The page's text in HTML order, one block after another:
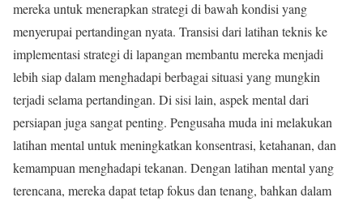
mereka untuk menerapkan strategi di bawah kondisi yang
menyerupai pertandingan nyata. Transisi dari latihan teknis ke
implementasi strategi di lapangan membantu mereka menjadi
lebih siap dalam menghadapi berbagai situasi yang mungkin
terjadi selama pertandingan. Di sisi lain, aspek mental dari
persiapan juga sangat penting. Pengusaha muda ini melakukan
latihan mental untuk meningkatkan konsentrasi, ketahanan, dan
kemampuan menghadapi tekanan. Dengan latihan mental yang
terencana, mereka dapat tetap fokus dan tenang, bahkan dalam